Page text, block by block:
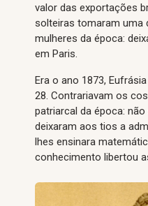
valor das exportações
solteiras tomaram uma
mulheres da época:
em Paris.
Era o ano 1873,
28. Contrariavam os
patriarcal da época:
deixaram aos tios a
lhes ensinara
conhecimento libertou